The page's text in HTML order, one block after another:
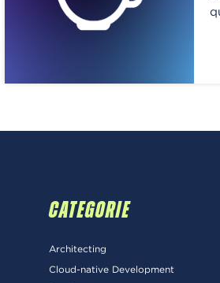
CATEGORIE
Architecting
Cloud-native Development